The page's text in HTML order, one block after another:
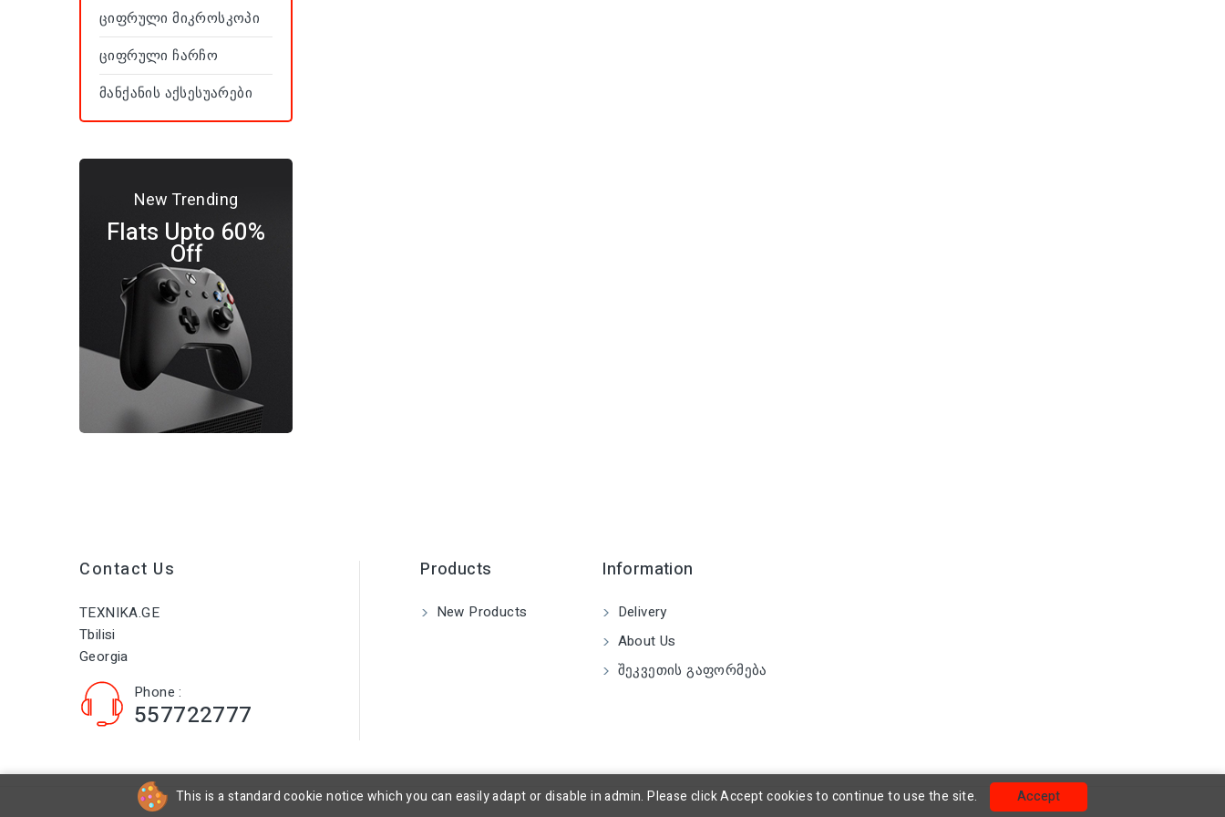
Ციფრული Მიკროსკოპი
Ციფრული Ჩარჩო
Მანქანის Აქსესუარები
New Trending
Flats Upto 60%
Off
Contact Us
TEXNIKA.GE
Tbilisi
Georgia
Phone :
557722777
Products
New Products
Information
Delivery
About Us
Შეკვეთის Გაფორმება
This is a standard cookie notice which you can easily adapt or disable in admin. Please click Accept cookies to continue to use the site. Accept